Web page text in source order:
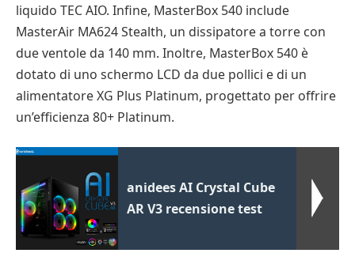
liquido TEC AIO. Infine, MasterBox 540 include
MasterAir MA624 Stealth, un dissipatore a torre con
due ventole da 140 mm. Inoltre, MasterBox 540 è
dotato di uno schermo LCD da due pollici e di un
alimentatore XG Plus Platinum, progettato per offrire
un’efficienza 80+ Platinum.
anidees AI Crystal Cube
AR V3 recensione test